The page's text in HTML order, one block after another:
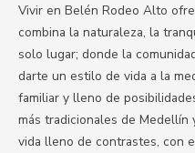
Vivir en Belén Rodeo Alto
combina la naturaleza, la
solo lugar; donde la
darte un estilo de vida a la
familiar y lleno de
más tradicionales de
vida lleno de contrastes, con